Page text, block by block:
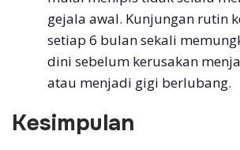
gejala awal. Kunjungan rutin
setiap 6 bulan sekali
dini sebelum kerusakan
atau menjadi gigi berlubang.
Kesimpulan